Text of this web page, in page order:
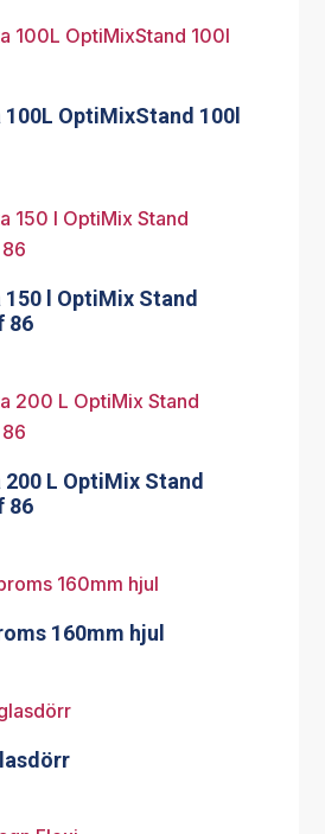
OptiMixStand 100l
l OptiMix Stand
86
L OptiMix Stand
86
160mm hjul